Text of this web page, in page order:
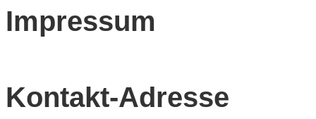
Impressum
Kontakt-Adresse